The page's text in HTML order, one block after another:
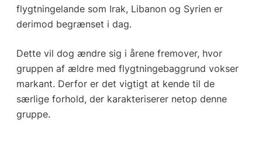
flygtningelande som Irak, Libanon og Syrien er
derimod begrænset i dag.
Dette vil dog ændre sig i årene fremover, hvor
gruppen af ældre med flygtningebaggrund vokser
markant. Derfor er det vigtigt at kende til de
særlige forhold, der karakteriserer netop denne
gruppe.